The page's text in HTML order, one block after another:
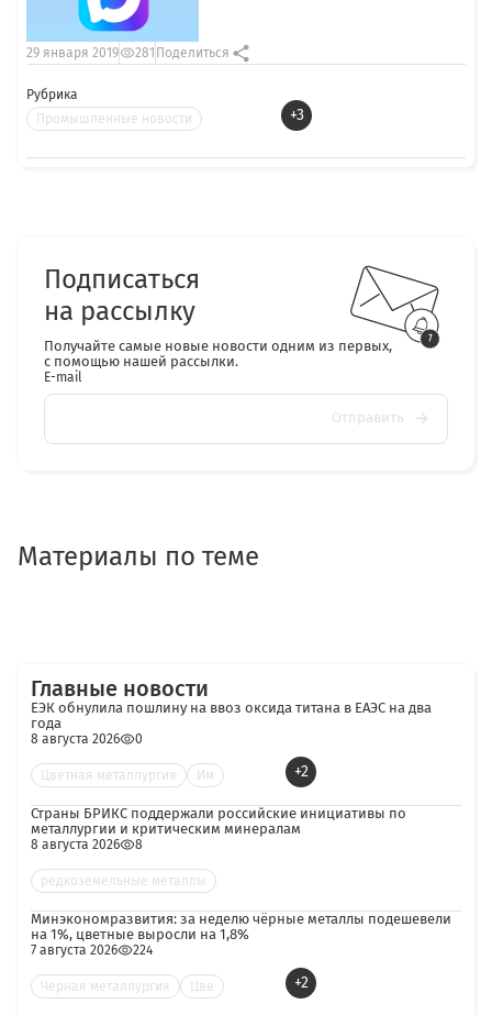
Рубрика
Промышленные новости
+3
29 января 2019 281 Поделиться
Подписаться
на рассылку
Получайте самые новые новости одним из первых,
с помощью нашей рассылки.
E-mail
Отправить
Материалы по теме
Главные новости
ЕЭК обнулила пошлину на ввоз оксида титана в ЕАЭС на два
года
8 августа 2026 0
Цветная металлургия Им +2
Страны БРИКС поддержали российские инициативы по
металлургии и критическим минералам
8 августа 2026 8
редкоземельные металлы
Минэкономразвития: за неделю чёрные металлы подешевели
на 1%, цветные выросли на 1,8%
7 августа 2026 224
Черная металлургия Цве +2